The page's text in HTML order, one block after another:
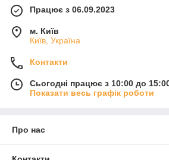
Працює з 06.09.2023
м. Київ
Київ, Україна
Контакти
Сьогодні працює з 10:00 до
Показати весь графік роботи
Про нас